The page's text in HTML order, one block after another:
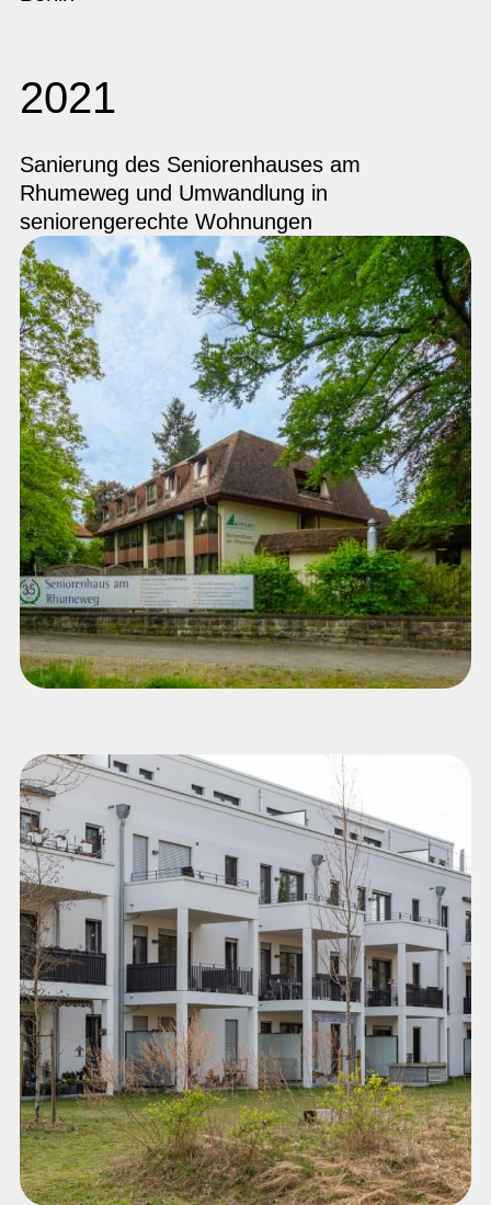
2021
Sanierung des Seniorenhauses am
Rhumeweg und Umwandlung in
seniorengerechte Wohnungen